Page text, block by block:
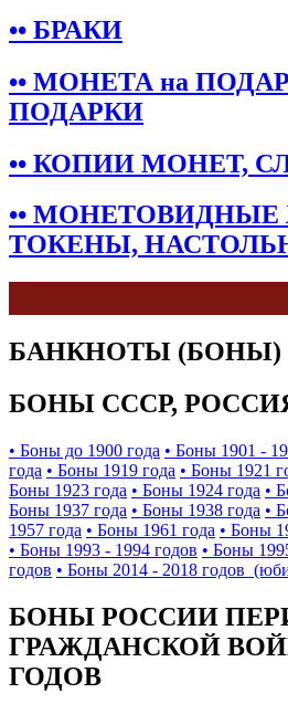
•• БРАКИ
•• МОНЕТА на
ПОДАРКИ
•• КОПИИ МОНЕТ,
••
ТОКЕНЫ,
БАНКНОТЫ (БОНЫ)
БОНЫ СССР,
• Боны до 1900 года • Боны 1901 -
года • Боны 1919 года • Боны 1921
Боны 1923 года • Боны 1924 года •
Боны 1937 года • Боны 1938 года •
1957 года • Боны 1961 года • Боны
• Боны 1993 - 1994 годов • Боны
годов • Боны 2014 - 2018 годов
БОНЫ РОССИИ
ГРАЖДАНСКОЙ
ГОДОВ